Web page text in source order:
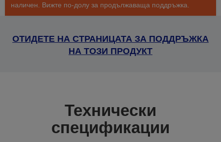
наличен. Вижте по-долу за продължаваща поддръжка.
ОТИДЕТЕ НА СТРАНИЦАТА ЗА ПОДДРЪЖКА
НА ТОЗИ ПРОДУКТ
Технически
спецификации